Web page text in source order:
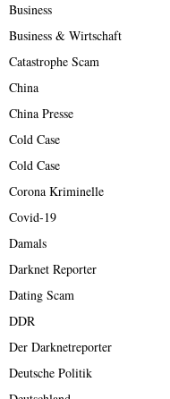
Business
Business & Wirtschaft
Catastrophe Scam
China
China Presse
Cold Case
Cold Case
Corona Kriminelle
Covid-19
Damals
Darknet Reporter
Dating Scam
DDR
Der Darknetreporter
Deutsche Politik